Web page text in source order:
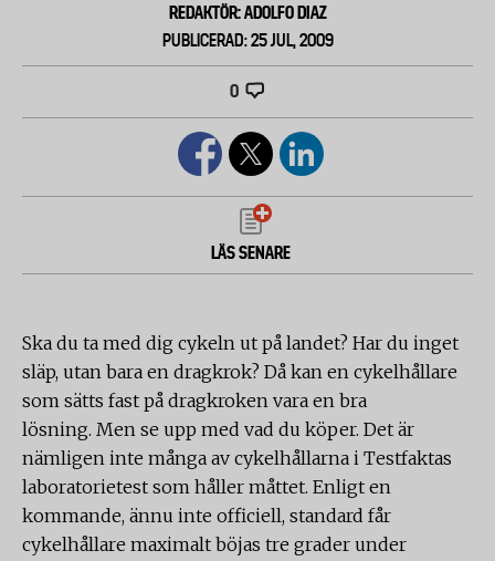
REDAKTÖR: ADOLFO DIAZ
PUBLICERAD: 25 JUL, 2009
0
LÄS SENARE
Ska du ta med dig cykeln ut på landet? Har du inget
släp, utan bara en dragkrok? Då kan en cykelhållare
som sätts fast på dragkroken vara en bra
lösning. Men se upp med vad du köper. Det är
nämligen inte många av cykelhållarna i Testfaktas
laboratorietest som håller måttet. Enligt en
kommande, ännu inte officiell, standard får
cykelhållare maximalt böjas tre grader under